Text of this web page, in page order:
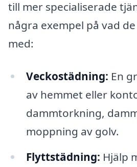
till mer specialiserade
några exempel på vad
med:
Veckostädning: En
av hemmet eller
dammtorkning,
moppning av golv.
Flyttstädning: Hjälp